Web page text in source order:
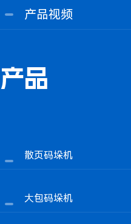
产品视频
产品
散页码垛机
大包码垛机